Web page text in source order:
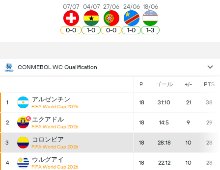
07/07
0-0
04/07
1-0
27/06
0-0
24/06
1-0
18/06
1-3
CONMEBOL WC Qualification
P ゴール +/- PTS
1 アルゼンチン
FIFA World Cup 2026
18 31:10 21 38
2 エクアドル
FIFA World Cup 2026
18 14:5 9 29
3 コロンビア
FIFA World Cup 2026
18 28:18 10 28
4 ウルグアイ
FIFA World Cup 2026
18 22:12 10 28